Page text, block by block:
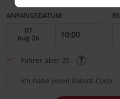
ANFANGSDATUM
Fahrer über 25
Ich habe einen Rabatt-Code